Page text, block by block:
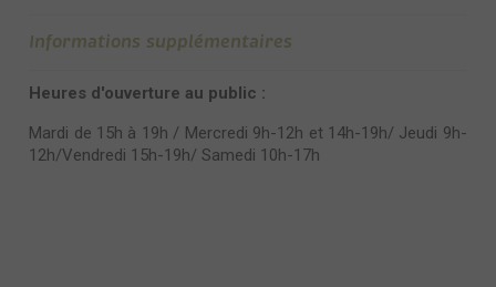
Informations supplémentaires
Heures d'ouverture au public :
Mardi de 15h à 19h / Mercredi 9h-12h et 14h-19h/ Jeudi 9h-
12h/Vendredi 15h-19h/ Samedi 10h-17h